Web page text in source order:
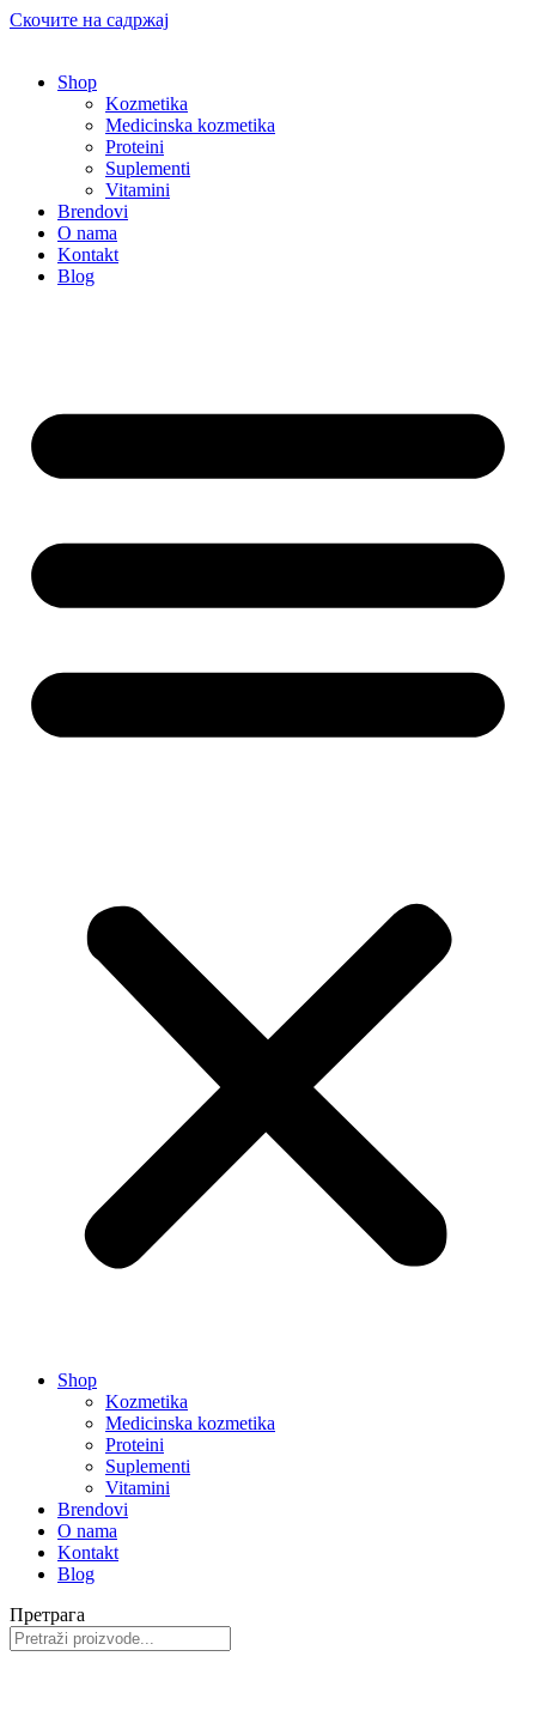
Скочите на садржај
Shop
Kozmetika
Medicinska kozmetika
Proteini
Suplementi
Vitamini
Brendovi
O nama
Kontakt
Blog
Shop
Kozmetika
Medicinska kozmetika
Proteini
Suplementi
Vitamini
Brendovi
O nama
Kontakt
Blog
Претрага